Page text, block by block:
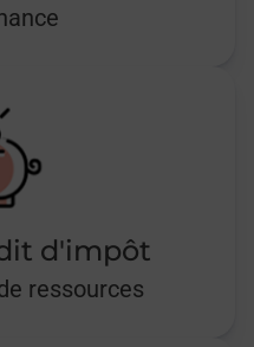
d'impôt
ressources